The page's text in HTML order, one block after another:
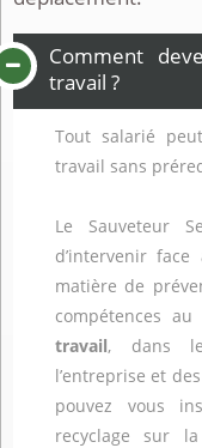
Comment
travail ?
Tout salarié
travail sans
Le Sauveteur
d’intervenir face
matière de
compétences
travail, dans le
l’entreprise et
pouvez vous
recyclage sur